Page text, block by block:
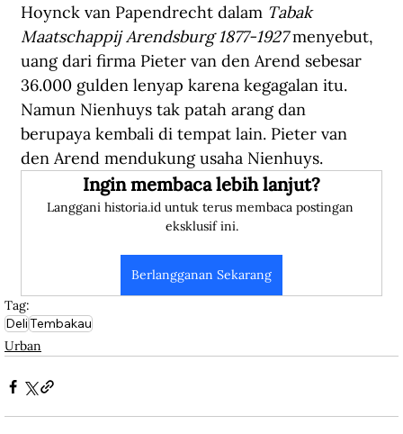
Hoynck van Papendrecht dalam Tabak
Maatschappij Arendsburg 1877-1927 menyebut,
uang dari firma Pieter van den Arend sebesar
36.000 gulden lenyap karena kegagalan itu.
Namun Nienhuys tak patah arang dan
berupaya kembali di tempat lain. Pieter van
den Arend mendukung usaha Nienhuys.
Ingin membaca lebih lanjut?
Langgani historia.id untuk terus membaca postingan
eksklusif ini.
Berlangganan Sekarang
Tag:
DeliTembakau
Urban